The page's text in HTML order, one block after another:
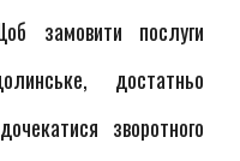
замовити послуги
достатньо
зворотного